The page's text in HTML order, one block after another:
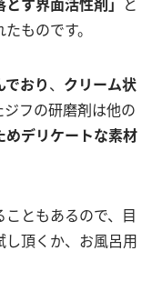
ものです。
おり、 クリーム状
フの研磨剤は他の
めデリケートな素材
ともあるので、目
頂くか、お風呂用